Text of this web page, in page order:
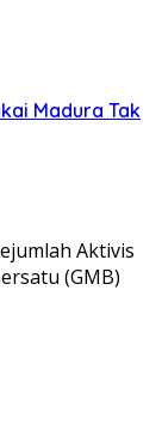
Madura Tak
Aktivis
(GMB)